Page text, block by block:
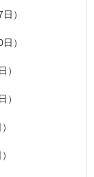
）
）
）
）